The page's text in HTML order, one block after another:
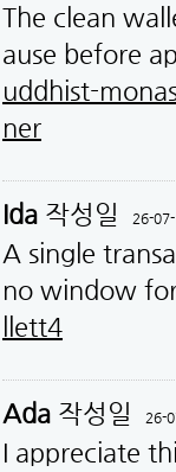
The clean
ause before
uddhist-
ner
Ida 작성일 26-
A single
no window
llett4
Ada 작성일 26-
I appreciate